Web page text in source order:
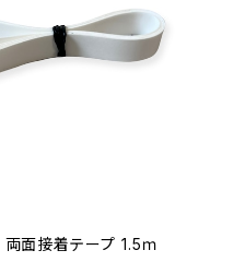
面接着テープ 1.5ｍ